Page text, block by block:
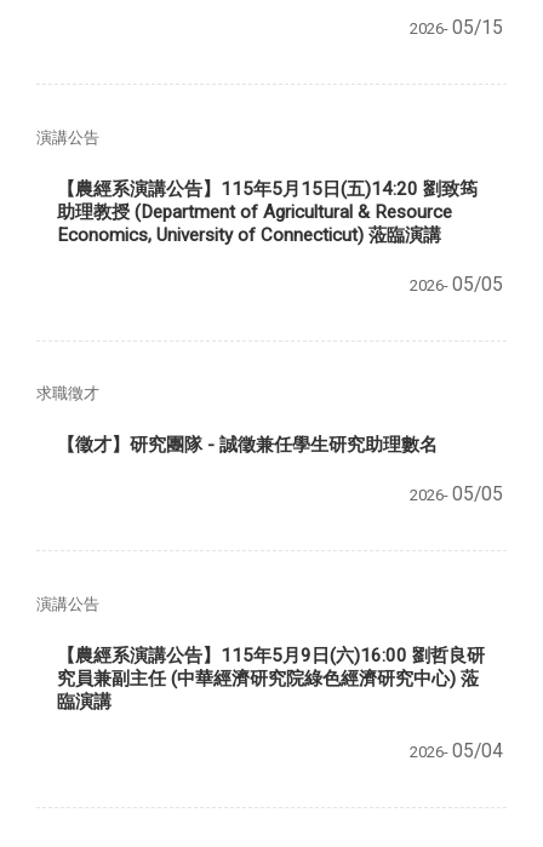
2026- 05/15
演講公告
【農經系演講公告】115年5月15日(五)14:20 劉致筠
助理教授 (Department of Agricultural & Resource
Economics, University of Connecticut) 蒞臨演講
2026- 05/05
求職徵才
【徵才】研究團隊 - 誠徵兼任學生研究助理數名
2026- 05/05
演講公告
【農經系演講公告】115年5月9日(六)16:00 劉哲良研
究員兼副主任 (中華經濟研究院綠色經濟研究中心) 蒞
臨演講
2026- 05/04